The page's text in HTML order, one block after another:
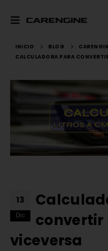
INICIO BLOG
CALCULADORA PARA
13
Dic
convertir
viceversa